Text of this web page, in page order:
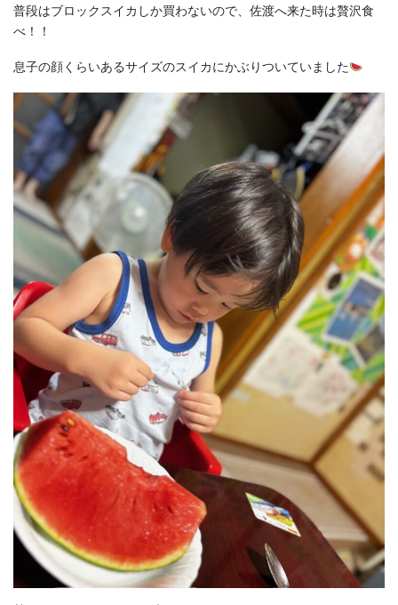
普段はブロックスイカしか買わないので、佐渡へ来た時は贅沢食
べ！！
息子の顔くらいあるサイズのスイカにかぶりついていました